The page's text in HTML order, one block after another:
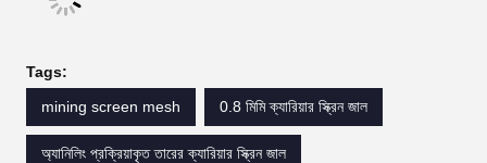
Tags:
mining screen mesh
0.8 মিমি ক্যারিয়ার স্ক্রিন জাল
অ্যানিলিং প্রক্রিয়াকৃত তারের ক্যারিয়ার স্ক্রিন জাল